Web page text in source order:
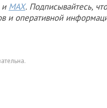
и MAX. Подписывайтесь,
и оперативной